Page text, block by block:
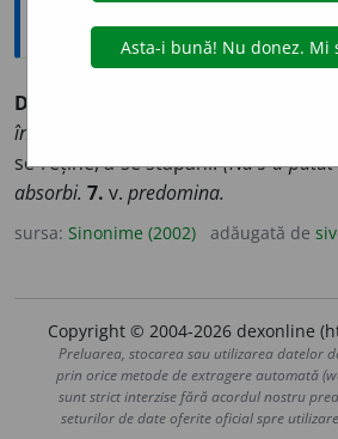
Sinonime
DOMIN
învinge.
a se abține, a se
se reține, a se stăpâni.(Nu s-a
absorbi. 7. v. predomina.
sursa: Sinonime (2002) adăugată de
Copyright © 2004-2026 dexonline
Preluarea, stocarea sau utilizarea datelor
prin orice metode de extragere automată
sunt strict interzise fără acordul nostru
seturilor de date oferite oficial spre